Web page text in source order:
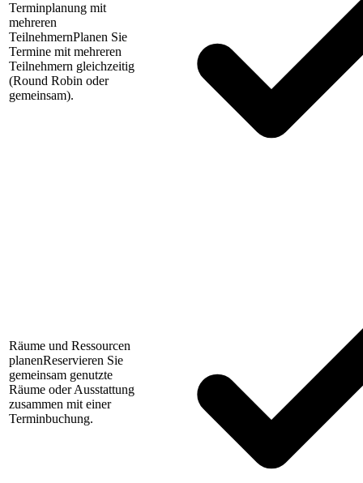
Terminplanung mit
mehreren
TeilnehmernPlanen Sie
Termine mit mehreren
Teilnehmern gleichzeitig
(Round Robin oder
gemeinsam).
Räume und Ressourcen
planenReservieren Sie
gemeinsam genutzte
Räume oder Ausstattung
zusammen mit einer
Terminbuchung.